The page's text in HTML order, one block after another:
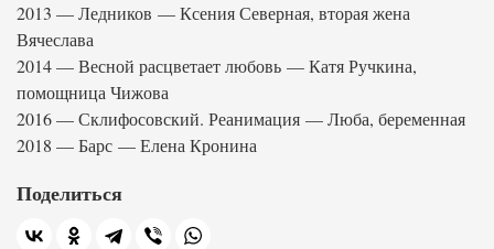
2013 — Ледников — Ксения Северная, вторая жена
Вячеслава
2014 — Весной расцветает любовь — Катя Ручкина,
помощница Чижова
2016 — Склифосовский. Реанимация — Люба, беременная
2018 — Барс — Елена Кронина
Поделиться